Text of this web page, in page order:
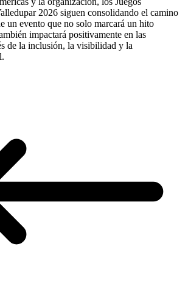
2026 siguen consolidando el camino
un evento que no solo marcará un hito
impactará positivamente en las
de la inclusión, la visibilidad y la